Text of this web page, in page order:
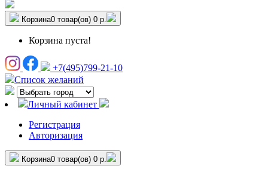
Корзина0 товар(ов) 0 р.
Корзина пуста!
+7(495)799-21-10
Список желаний
Личный кабинет
Регистрация
Авторизация
Корзина0 товар(ов) 0 р.